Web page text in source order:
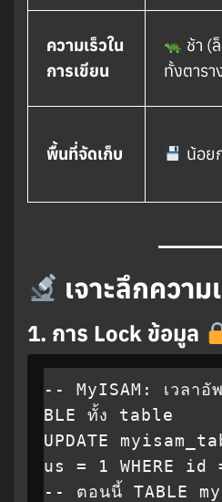
ความเร็วใน
การเขียน
ช้า (
ทั้งตารา
พื้นที่จัดเก็บ น้อย
เจาะลึกควา
1. การ Lock ข้อมูล
-- MyISAM: เวลาอั
BLE ทั้ง table
UPDATE
us = 1 WHERE id
-- ตอนนี้ TABLE